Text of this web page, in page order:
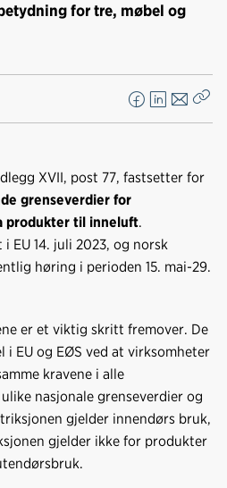
for tre, møbel og
F
e
b
o
L
k
n
E
o
XVII, post 77, fastsetter for
grenseverdier for
produkter til inneluft.
EU 14. juli 2023, og norsk
høring i perioden 15. mai-29.
er et viktig skritt fremover. De
i EU og EØS ved at virksomheter
kravene i alle
nasjonale grenseverdier og
gjelder innendørs bruk,
gjelder ikke for produkter